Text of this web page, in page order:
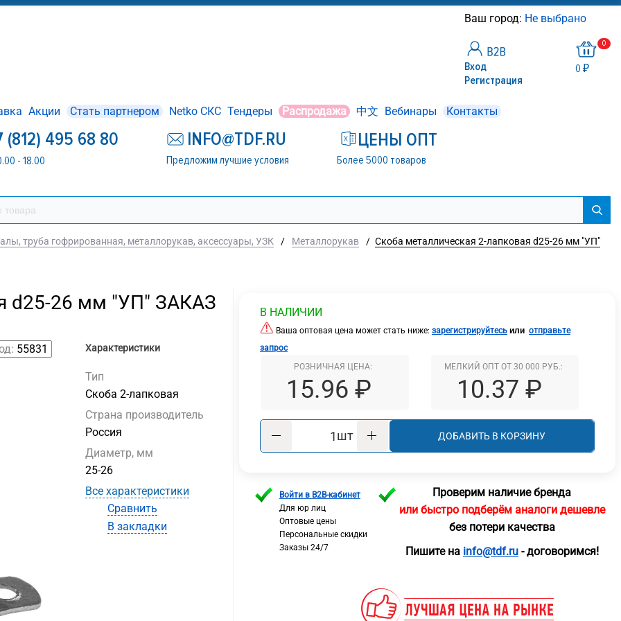
Ваш город: Не выбрано
Вход
Регистрация
0
0 ₽
Акции Стать партнером Netko СКС Тендеры Распродажа 中文 Вебинары Контакты
(812) 495 68 80
- 18.00
INFO@TDF.RU
Предложим лучшие условия
ЦЕНЫ ОПТ
Более 5000 товаров
труба гофрированная, металлорукав, аксессуары, УЗК / Металлорукав / Скоба металлическая 2-лапковая d25-26 мм "УП"
d25-26 мм "УП" ЗАКАЗ
55831 Характеристики
Тип
Скоба 2-лапковая
Страна производитель
Россия
Диаметр, мм
25-26
Все характеристики
Сравнить
В закладки
В НАЛИЧИИ
Ваша оптовая цена может стать ниже: зарегистрируйтесь или отправьте
запрос
РОЗНИЧНАЯ ЦЕНА:
15.96 ₽
МЕЛКИЙ ОПТ ОТ 30 000 РУБ.:
10.37 ₽
шт ДОБАВИТЬ В КОРЗИНУ
Войти в B2B-кабинет
Для юр лиц
Оптовые цены
Персональные скидки
Заказы 24/7
Проверим наличие бренда
или быстро подберём аналоги дешевле
без потери качества
Пишите на info@tdf.ru- договоримся!